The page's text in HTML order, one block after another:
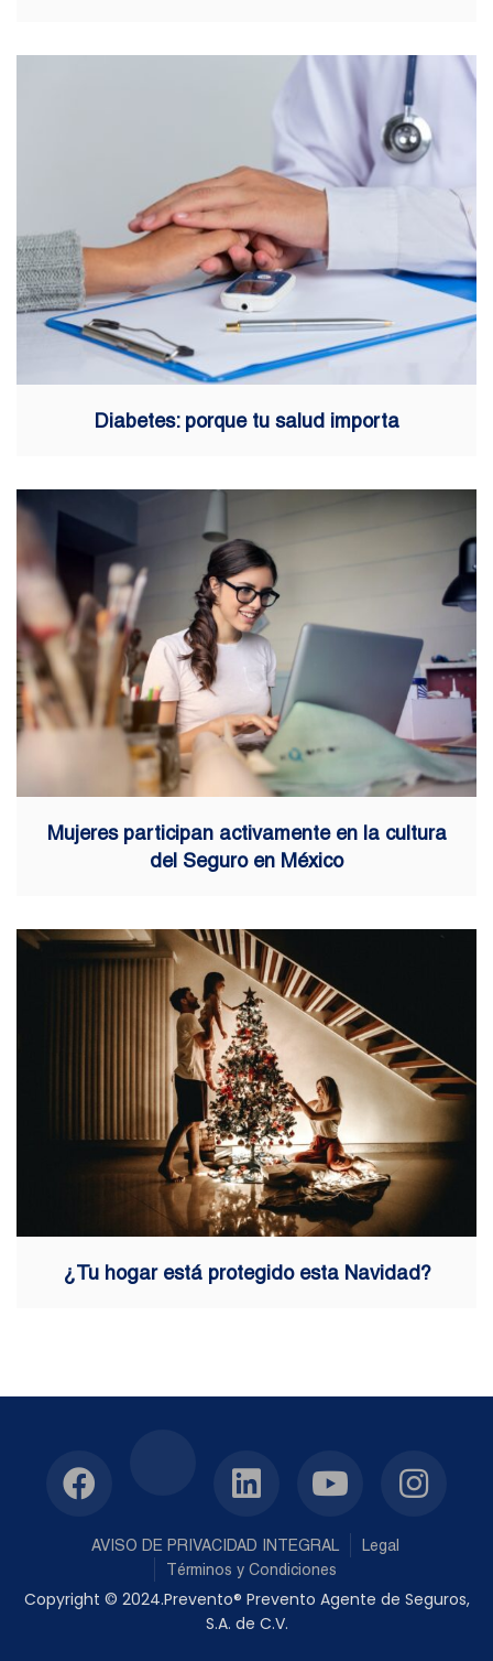
Diabetes: porque tu salud importa
Mujeres participan activamente en la cultura
del Seguro en México
¿Tu hogar está protegido esta Navidad?
AVISO DE PRIVACIDAD INTEGRAL
Legal
Términos y Condiciones
Copyright © 2024.Prevento® Prevento Agente de Seguros,
S.A. de C.V.